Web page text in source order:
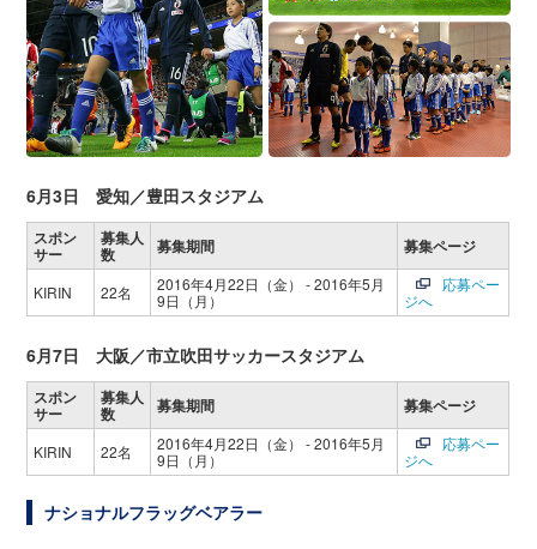
6月3日 愛知／豊田スタジアム
スポン
サー
募集人
数 募集期間 募集ページ
KIRIN 22名
2016年4月22日（金） - 2016年5月
9日（月）
応募ペー
ジへ
6月7日 大阪／市立吹田サッカースタジアム
スポン
サー
募集人
数 募集期間 募集ページ
KIRIN 22名
2016年4月22日（金） - 2016年5月
9日（月）
応募ペー
ジへ
ナショナルフラッグベアラー